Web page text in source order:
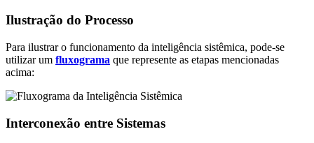
Ilustração do Processo
Para ilustrar o funcionamento da inteligência sistêmica, pode-se
utilizar um fluxograma que represente as etapas mencionadas
acima:
Interconexão entre Sistemas